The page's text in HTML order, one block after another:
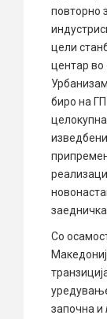
повторно
цели
центар во
биро на
Со
започна и